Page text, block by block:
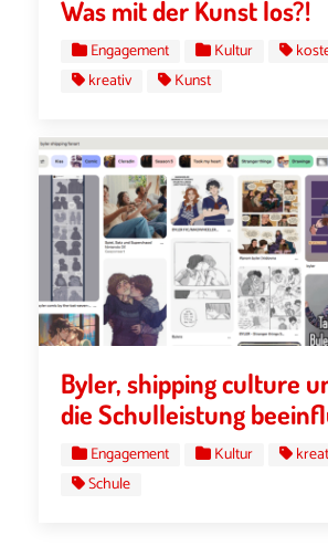
Was mit der Kunst los?!
Engagement Kultur
kreativ
Kunst
Byler, shipping culture
die Schulleistung
Engagement Kultur
Schule